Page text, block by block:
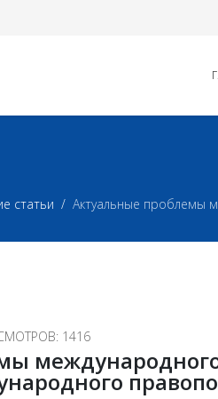
статьи Актуальные проблемы
1416